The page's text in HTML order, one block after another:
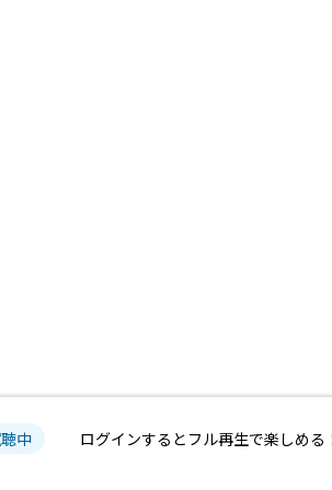
中 ログインするとフル再生で楽しめる